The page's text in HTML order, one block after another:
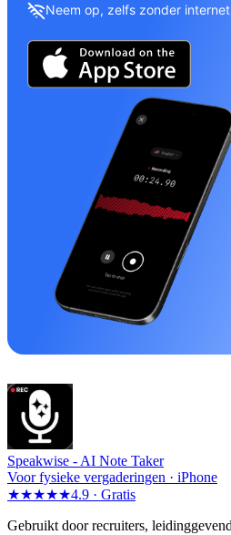
Neem op, zelfs zonder
Speakwise - AI Note Taker
Voor fysieke vergaderingen · iPhone
★★★★★4.9 · Gratis
Gebruikt door recruiters,